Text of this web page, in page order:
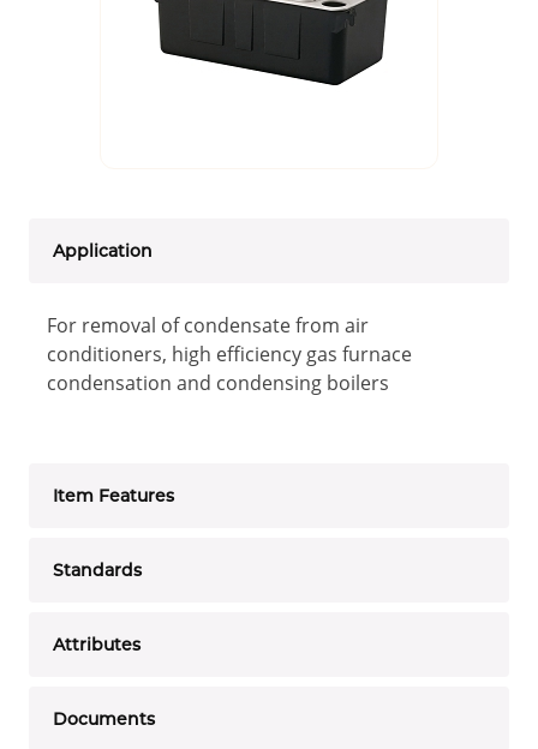
Application
For removal of condensate from air
conditioners, high efficiency gas furnace
condensation and condensing boilers
Item Features
Standards
Attributes
Documents